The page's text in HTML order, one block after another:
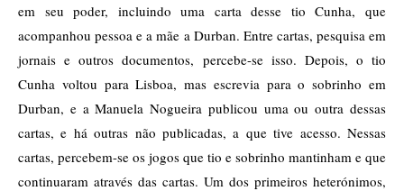
em seu poder, incluindo uma carta desse tio Cunha, que
acompanhou pessoa e a mãe a Durban. Entre cartas, pesquisa em
jornais e outros documentos, percebe-se isso. Depois, o tio
Cunha voltou para Lisboa, mas escrevia para o sobrinho em
Durban, e a Manuela Nogueira publicou uma ou outra dessas
cartas, e há outras não publicadas, a que tive acesso. Nessas
cartas, percebem-se os jogos que tio e sobrinho mantinham e que
continuaram através das cartas. Um dos primeiros heterónimos,